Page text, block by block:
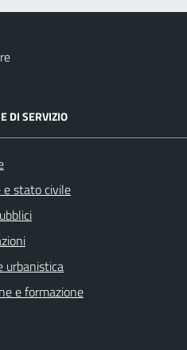
DI SERVIZIO
e stato civile
urbanistica
e formazione